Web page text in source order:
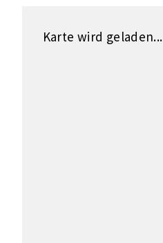
Karte wird geladen...